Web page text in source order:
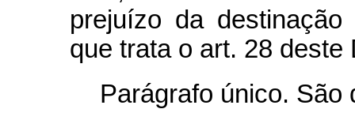
prejuízo da
que trata o art. 28 deste
Parágrafo único. São